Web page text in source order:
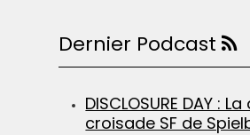
Dernier Podcast
DISCLOSURE DAY :
croisade SF de